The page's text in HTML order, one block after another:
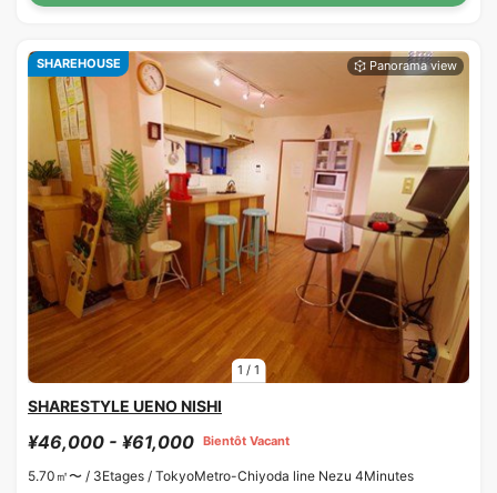
1 / 1
SHAREHOUSE
SHARESTYLE UENO NISHI
¥46,000 - ¥61,000 Bientôt Vacant
5.70㎡〜 / 3Etages / TokyoMetro-Chiyoda line Nezu 4Minutes